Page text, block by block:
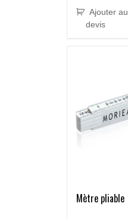
Ajouter au
devis
Mètre pliable